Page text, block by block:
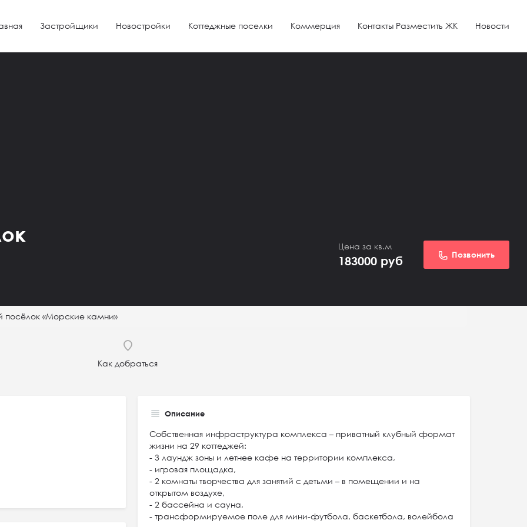
Застройщики Новостройки Коттеджные поселки Коммерция Контакты Разместить ЖК Новости
Цена за кв.м
183000 руб Позвонить
посёлок «Морские камни»
Как добраться
Описание
Собственная инфраструктура комплекса – приватный клубный формат
жизни на 29 коттеджей:
- 3 лаундж зоны и летнее кафе на территории комплекса,
- игровая площадка,
- 2 комнаты творчества для занятий с детьми – в помещении и на
открытом воздухе,
- 2 бассейна и сауна,
- трансформируемое поле для мини-футбола, баскетбола, волейбола